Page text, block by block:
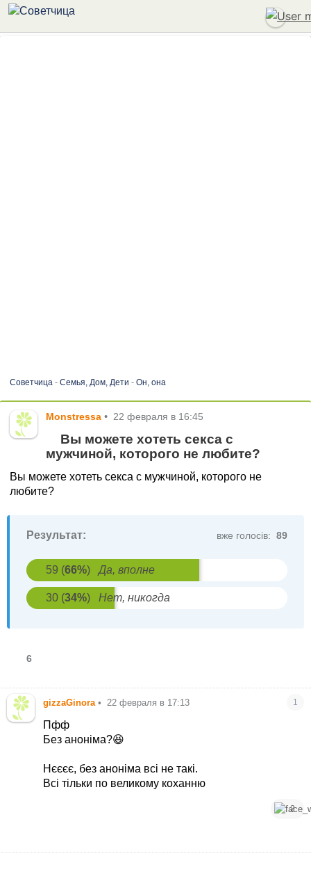
Советчица- Семья, Дом, Дети - Он, она
Monstressa • 22 февраля в 16:45
Вы можете хотеть секса с
мужчиной, которого не любите?
Вы можете хотеть секса с мужчиной, которого не
любите?
Результат: вже голосів: 89
59 (66%) Да, вполне
30 (34%) Нет, никогда
6
gizzaGinora • 22 февраля в 17:13 1
Пфф
Без аноніма?😆
Нєєєє, без аноніма всі не такі.
Всі тільки по великому коханню
2